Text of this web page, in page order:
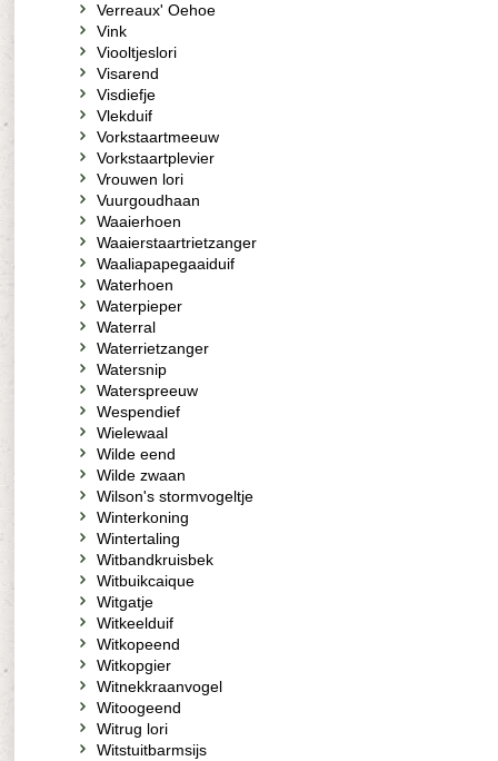
Verreaux' Oehoe
Vink
Viooltjeslori
Visarend
Visdiefje
Vlekduif
Vorkstaartmeeuw
Vorkstaartplevier
Vrouwen lori
Vuurgoudhaan
Waaierhoen
Waaierstaartrietzanger
Waaliapapegaaiduif
Waterhoen
Waterpieper
Waterral
Waterrietzanger
Watersnip
Waterspreeuw
Wespendief
Wielewaal
Wilde eend
Wilde zwaan
Wilson's stormvogeltje
Winterkoning
Wintertaling
Witbandkruisbek
Witbuikcaique
Witgatje
Witkeelduif
Witkopeend
Witkopgier
Witnekkraanvogel
Witoogeend
Witrug lori
Witstuitbarmsijs